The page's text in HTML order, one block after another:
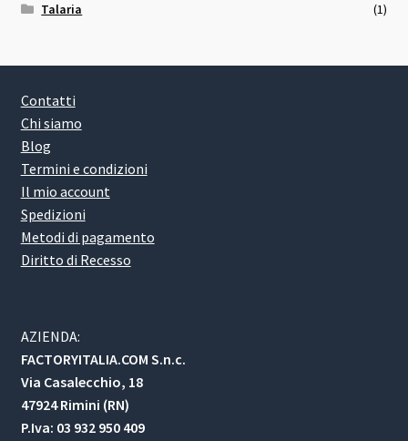
Talaria
(1)
Contatti
Chi siamo
Blog
Termini e condizioni
Il mio account
Spedizioni
Metodi di pagamento
Diritto di Recesso
AZIENDA:
FACTORYITALIA.COM S.n.c.
Via Casalecchio, 18
47924 Rimini (RN)
P.Iva: 03 932 950 409